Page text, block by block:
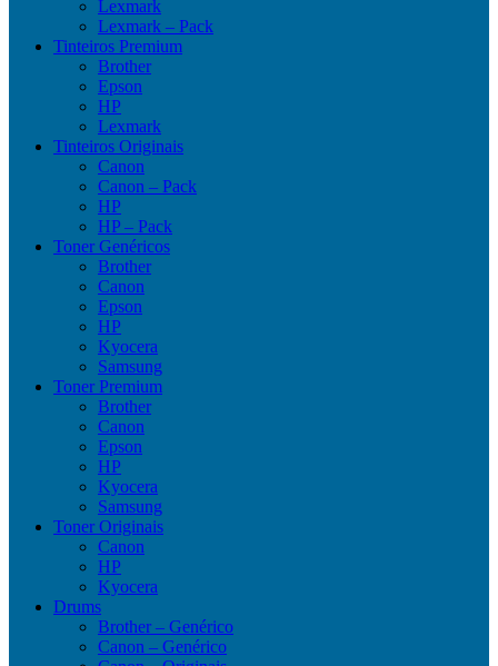
Lexmark
Lexmark – Pack
Tinteiros Premium
Brother
Epson
HP
Lexmark
Tinteiros Originais
Canon
Canon – Pack
HP
HP – Pack
Toner Genéricos
Brother
Canon
Epson
HP
Kyocera
Samsung
Toner Premium
Brother
Canon
Epson
HP
Kyocera
Samsung
Toner Originais
Canon
HP
Kyocera
Drums
Brother – Genérico
Canon – Genérico